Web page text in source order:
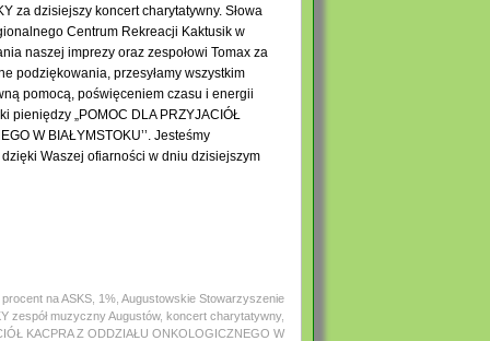
za dzisiejszy koncert charytatywny. Słowa
Centrum Rekreacji Kaktusik w
naszej imprezy oraz zespołowi Tomax za
podziękowania, przesyłamy wszystkim
pomocą, poświęceniem czasu i energii
„POMOC DLA PRZYJACIÓŁ
W BIAŁYMSTOKU’’. Jesteśmy
Waszej ofiarności w dniu dzisiejszym
procent na ASKS 1% Augustowskie Stowarzyszenie
zespół muzyczny Augustów, koncert charytatywny,
KACPRA Z ODDZIAŁU ONKOLOGICZNEGO W